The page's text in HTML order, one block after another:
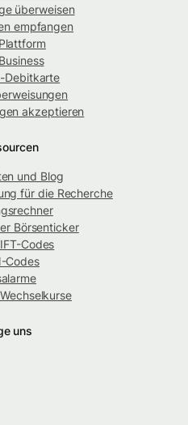
überweisen
empfangen
Debitkarte
akzeptieren
und Blog
für die Recherche
Börsenticker
Codes
Codes
uns